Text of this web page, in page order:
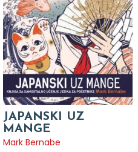
JAPANSKI UZ
MANGE
Mark Bernabe